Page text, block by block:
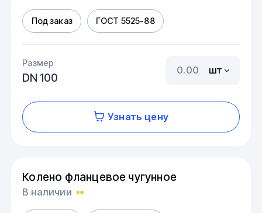
Под заказ ГОСТ 5525-88
Размер
DN 100
шт
Узнать цену
Колено фланцевое чугунное
В наличии